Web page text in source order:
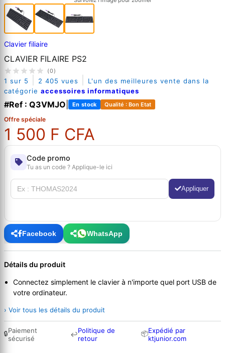
Clavier filiaire
CLAVIER FILAIRE PS2
(0)
1 sur 5 2 405 vues
L'un des meilleures vente dans la
catégorie accessoires informatiques
#Ref : Q3VMJO En stock Qualité : Bon Etat
Offre spéciale
1 500 F CFA
Code promo
Tu as un code ? Applique-le ici
Appliquer
Facebook WhatsApp
Détails du produit
Connectez simplement le clavier à n'importe quel port USB de
votre ordinateur.
› Voir tous les détails du produit
🔒Paiement
sécurisé
↩Politique de
retour
📦Expédié par
ktjunior.com